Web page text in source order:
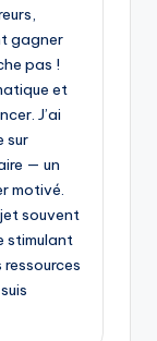
gagner
pas !
et
J’ai
sur
— un
motivé.
souvent
stimulant